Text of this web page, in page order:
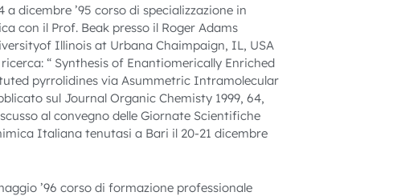
a dicembre ’95 corso di specializzazione in
con il Prof. Beak presso il Roger Adams
Illinois at Urbana Chaimpaign, IL, USA
“ Synthesis of Enantiomerically Enriched
pyrrolidines via Asummetric Intramolecular
sul Journal Organic Chemisty 1999, 64,
al convegno delle Giornate Scientifiche
Italiana tenutasi a Bari il 20-21 dicembre
’96 corso di formazione professionale